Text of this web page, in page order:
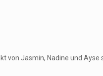
von Jasmin, Nadine und Ayse